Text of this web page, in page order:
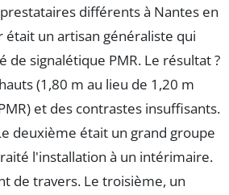
différents à Nantes en
était un artisan généraliste qui
de signalétique PMR. Le résultat ?
(1,80 m au lieu de 1,20 m
et des contrastes insuffisants.
deuxième était un grand groupe
l'installation à un intérimaire.
de travers. Le troisième, un